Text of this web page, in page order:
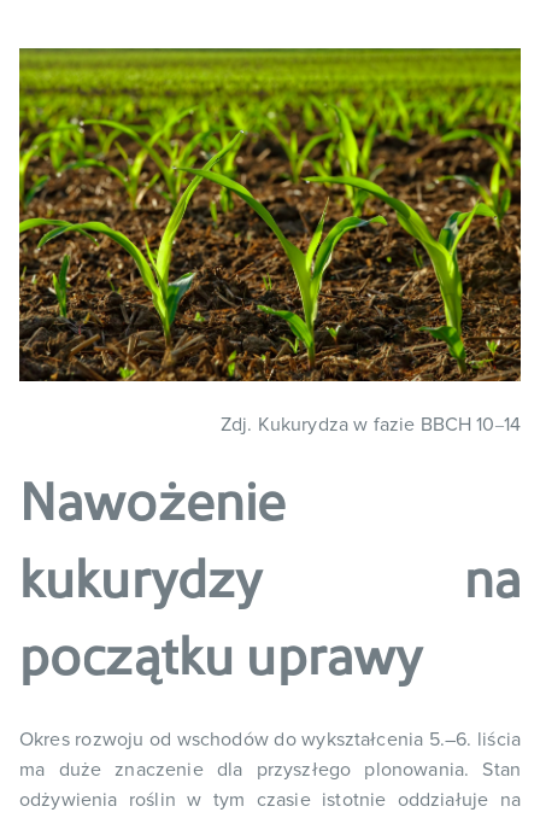
Zdj. Kukurydza w fazie BBCH 10–14
Nawożenie
kukurydzy na
początku uprawy
Okres rozwoju od wschodów do wykształcenia 5.–6. liścia
ma duże znaczenie dla przyszłego plonowania. Stan
odżywienia roślin w tym czasie istotnie oddziałuje na